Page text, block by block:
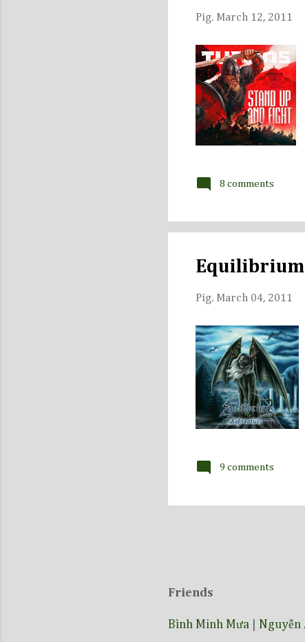
Pig. March 12, 2011
8 comments
Equilibrium
Pig. March 04, 2011
9 comments
Friends
Bình Minh Mưa Nguyễn